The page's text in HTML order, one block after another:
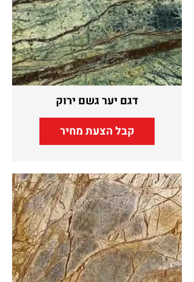
דגם יער גשם ירוק
קבל הצעת מחיר